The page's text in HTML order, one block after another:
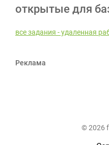
открытые для
все задания - удаленная
Реклама
© 2026